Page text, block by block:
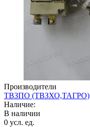
Производители
ТВЗПО (ТВЗХО,ТАГРО)
Наличие:
В наличии
0 усл. ед.